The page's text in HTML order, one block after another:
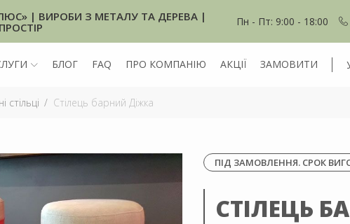
| ВИРОБИ З МЕТАЛУ ТА ДЕРЕВА |
Пн - Пт: 9:00 - 18:00
БЛОГ FAQ ПРО КОМПАНІЮ АКЦІЇ ЗАМОВИТИ
стільці Стілець барний Діжка
ПІД ЗАМОВЛЕННЯ. СРОК
СТІЛЕЦЬ